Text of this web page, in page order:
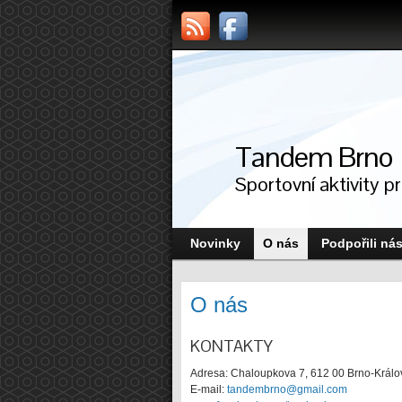
Tandem Brno
Sportovní aktivity
Novinky O nás Podpořili nás
O nás
KONTAKTY
Adresa: Chaloupkova 7, 612 00 Brno-
E-mail: tandembrno@gmail.com